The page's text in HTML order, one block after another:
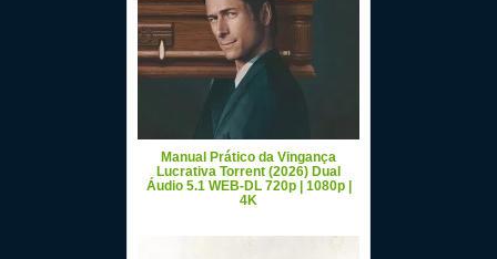
Manual Prático da Vingança
Lucrativa Torrent (2026) Dual
Áudio 5.1 WEB-DL 720p | 1080p |
4K